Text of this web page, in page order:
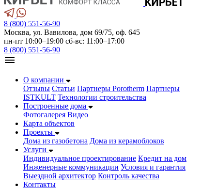
8 (800) 551-56-90
Москва, ул. Вавилова, дом 69/75, оф. 645
пн-пт 10:00–19:00 сб-вс: 11:00–17:00
8 (800) 551-56-90
О компании
Отзывы Статьи Партнеры Porotherm Партнеры
ISTKULT Технологии строительства
Построенные дома
Фотогалерея Видео
Карта объектов
Проекты
Дома из газобетонa Дома из керамоблоков
Услуги
Индивидуальное проектирование Кредит на дом
Инженерные коммуникации Условия и гарантия
Выездной архитектор Контроль качества
Контакты